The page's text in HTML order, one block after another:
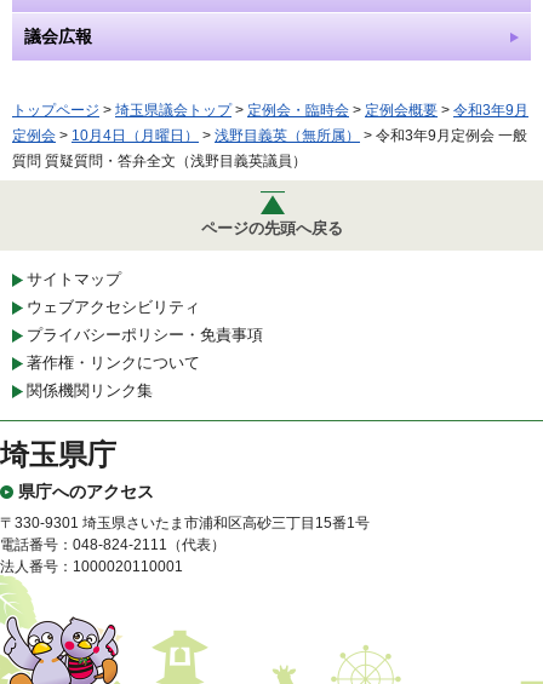
議会広報
トップページ > 埼玉県議会トップ> 定例会・臨時会 > 定例会概要 > 令和3年9月
定例会 > 10月4日（月曜日） > 浅野目義英（無所属）
> 令和3年9月定例会 一般
質問 質疑質問・答弁全文（浅野目義英議員）
ページの先頭へ戻る
サイトマップ
ウェブアクセシビリティ
プライバシーポリシー・免責事項
著作権・リンクについて
関係機関リンク集
埼玉県庁
県庁へのアクセス
〒330-9301 埼玉県さいたま市浦和区高砂三丁目15番1号
電話番号：048-824-2111（代表）
法人番号：1000020110001